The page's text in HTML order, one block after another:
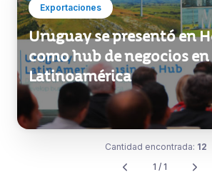
Cantidad encontrada:12
1 / 1